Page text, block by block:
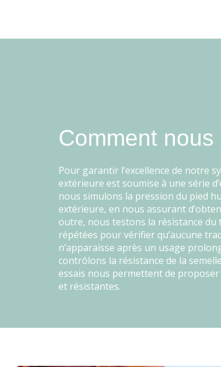
Comment
Pour garantir l’excellence de notre
extérieure est soumise à une série
nous simulons la pression du pied
extérieure, en nous assurant
outre, nous testons la résistance du
répétées pour vérifier qu’aucune
n’apparaisse après un usage
contrôlons la résistance de la
essais nous permettent de
et résistantes.